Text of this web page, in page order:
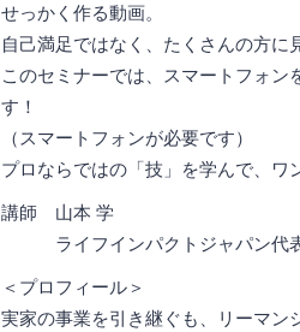
せっかく作る動画。
自己満足ではなく、たくさんの方に
このセミナーでは、スマートフォ
す！
（スマートフォンが必要です）
プロならではの「技」を学んで、ワ
講師 山本 学
ライフインパクトジャパン代
＜プロフィール＞
実家の事業を引き継ぐも、リーマン